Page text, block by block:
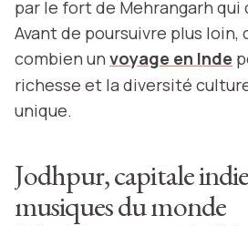
par le fort de Mehrangarh qui
Avant de poursuivre plus loin,
combien un voyage en Inde
richesse et la diversité
unique.
Jodhpur, capitale
musiques du monde